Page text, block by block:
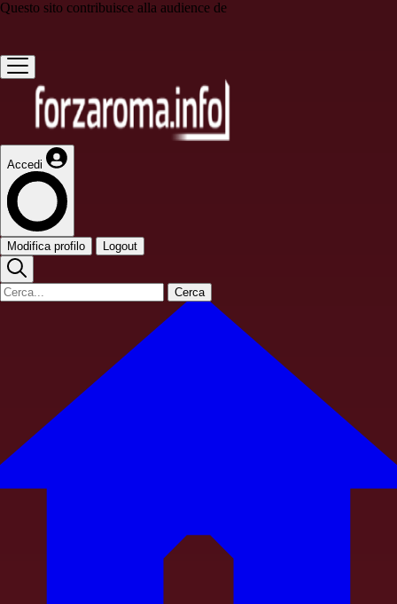
Questo sito contribuisce alla audience de
Accedi
Modifica profilo Logout
Cerca